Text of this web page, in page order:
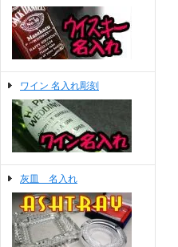
ワイン 名入れ彫刻
灰皿 名入れ